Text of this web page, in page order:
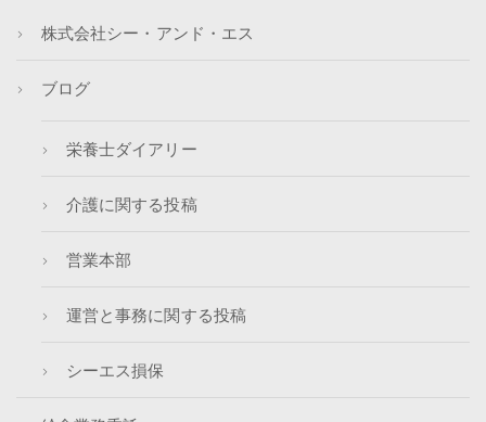
株式会社シー・アンド・エス
ブログ
栄養士ダイアリー
介護に関する投稿
営業本部
運営と事務に関する投稿
シーエス損保